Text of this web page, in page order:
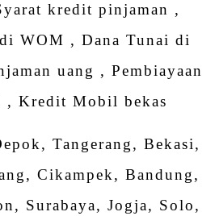
kredit pinjaman ,
WOM , Dana Tunai di
uang , Pembiayaan
Kredit Mobil bekas
Tangerang, Bekasi,
Cikampek, Bandung,
Surabaya, Jogja, Solo,